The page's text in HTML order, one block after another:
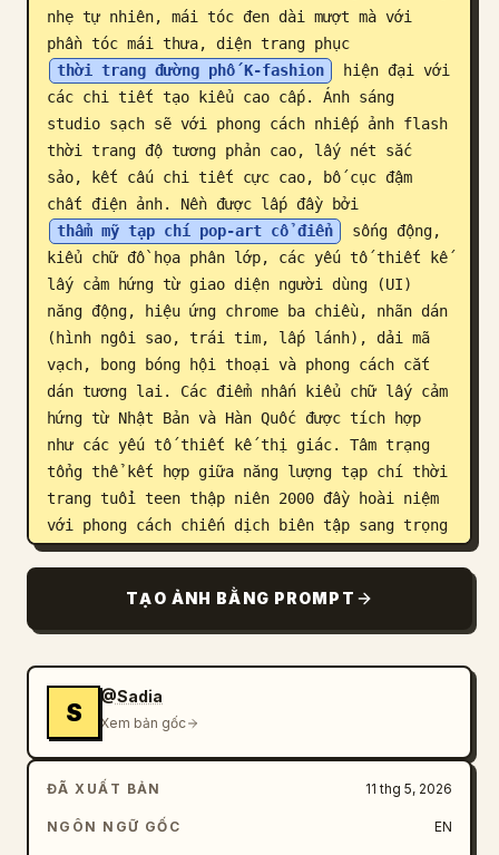
nhẹ tự nhiên, mái tóc đen dài mượt mà với
phần tóc mái thưa, diện trang phục
thời trang đường phố K-fashion
hiện đại với
các chi tiết tạo kiểu cao cấp. Ánh sáng
studio sạch sẽ với phong cách nhiếp ảnh flash
thời trang độ tương phản cao, lấy nét sắc
sảo, kết cấu chi tiết cực cao, bố cục đậm
chất điện ảnh. Nền được lấp đầy bởi
thẩm mỹ tạp chí pop-art cổ điển
sống động,
kiểu chữ đồ họa phân lớp, các yếu tố thiết kế
lấy cảm hứng từ giao diện người dùng (UI)
năng động, hiệu ứng chrome ba chiều, nhãn dán
(hình ngôi sao, trái tim, lấp lánh), dải mã
vạch, bong bóng hội thoại và phong cách cắt
dán tương lai. Các điểm nhấn kiểu chữ lấy cảm
hứng từ Nhật Bản và Hàn Quốc được tích hợp
như các yếu tố thiết kế thị giác. Tâm trạng
tổng thể kết hợp giữa năng lượng tạp chí thời
trang tuổi teen thập niên 2000 đầy hoài niệm
với phong cách chiến dịch biên tập sang trọng
hiện đại. Sự hài hòa màu sắc táo bạo, thẩm mỹ
lượng quảng cáo thời trang, độ phân giải 8K,
vẻ ngoài poster thương mại được trau chuốt kỹ
hơi hướng thương hiệu thời trang toàn cầu dẫn
đầu xu hướng.
TẠO ẢNH BẰNG PROMPT
S
@Sadia
Xem bản gốc
ĐÃ XUẤT BẢN 11 thg 5, 2026
NGÔN NGỮ GỐC EN